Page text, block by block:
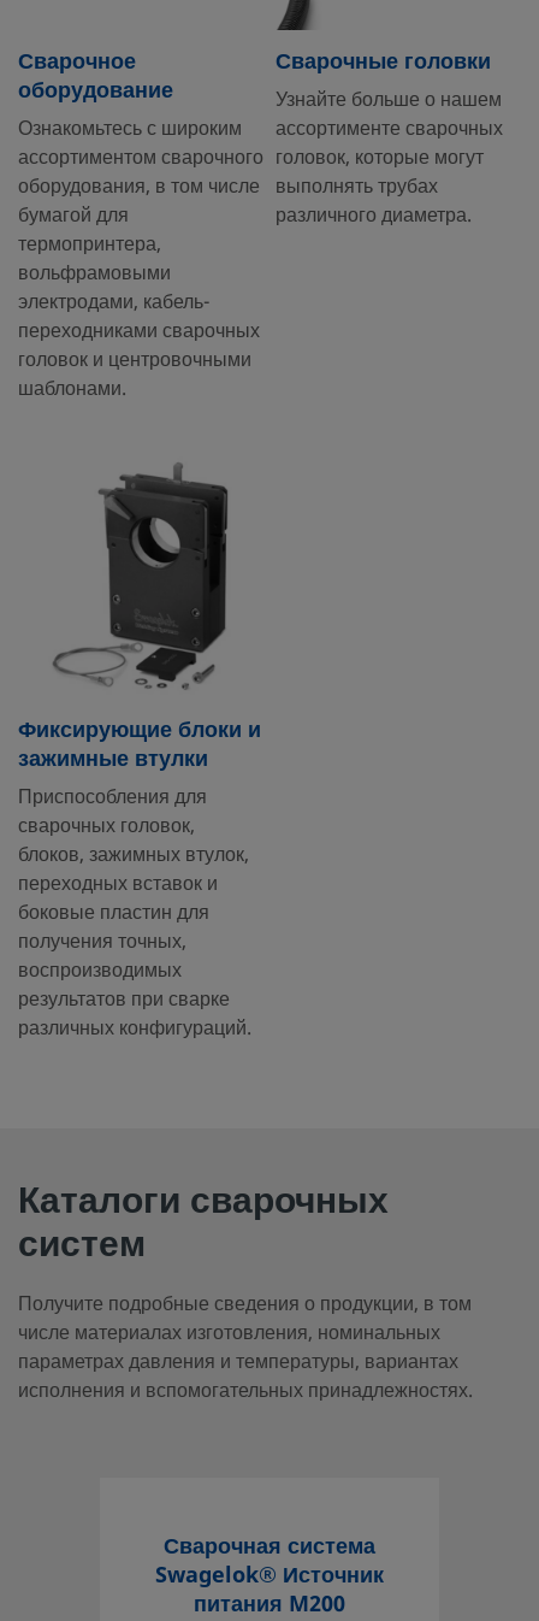
Сварочное
оборудование
Ознакомьтесь с широким
ассортиментом сварочного
оборудования, в том числе
бумагой для
термопринтера,
вольфрамовыми
электродами, кабель-
переходниками сварочных
головок и центровочными
шаблонами.
Сварочные головки
Узнайте больше о нашем
ассортименте сварочных
головок, которые могут
выполнять трубах
различного диаметра.
Фиксирующие блоки и
зажимные втулки
Приспособления для
сварочных головок,
блоков, зажимных втулок,
переходных вставок и
боковые пластин для
получения точных,
воспроизводимых
результатов при сварке
различных конфигураций.
Каталоги сварочных
систем
Получите подробные сведения о продукции, в том
числе материалах изготовления, номинальных
параметрах давления и температуры, вариантах
исполнения и вспомогательных принадлежностях.
Сварочная система
Swagelok® Источник
питания M200